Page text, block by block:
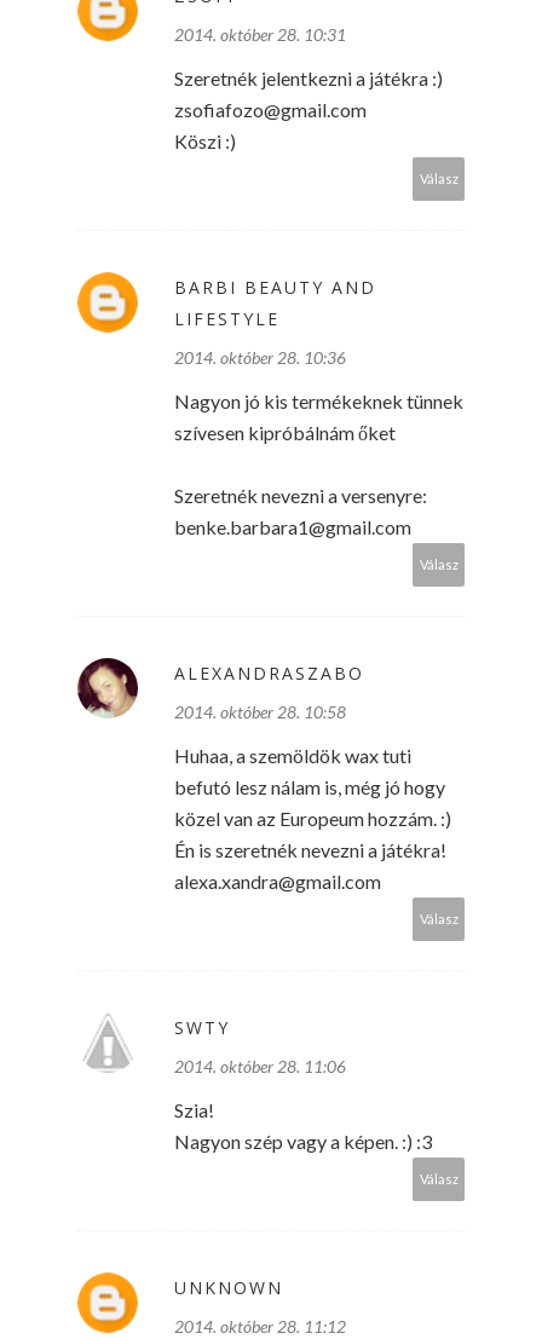
2014. október 28. 10:31
Szeretnék jelentkezni a játékra :)
zsofiafozo@gmail.com
Köszi :)
Válasz
BARBI BEAUTY AND
LIFESTYLE
2014. október 28. 10:36
Nagyon jó kis termékeknek tünnek
szívesen kipróbálnám őket
Szeretnék nevezni a versenyre:
benke.barbara1@gmail.com
Válasz
ALEXANDRASZABO
2014. október 28. 10:58
Huhaa, a szemöldök wax tuti
befutó lesz nálam is, még jó hogy
közel van az Europeum hozzám. :)
Én is szeretnék nevezni a játékra!
alexa.xandra@gmail.com
Válasz
SWTY
2014. október 28. 11:06
Szia!
Nagyon szép vagy a képen. :) :3
Válasz
UNKNOWN
2014. október 28. 11:12